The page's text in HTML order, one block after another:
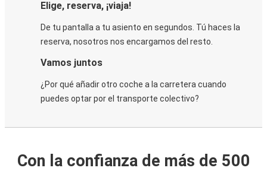
Elige, reserva, ¡viaja!
De tu pantalla a tu asiento en segundos. Tú haces la
reserva, nosotros nos encargamos del resto.
Vamos juntos
¿Por qué añadir otro coche a la carretera cuando
puedes optar por el transporte colectivo?
Con la confianza de más de 500